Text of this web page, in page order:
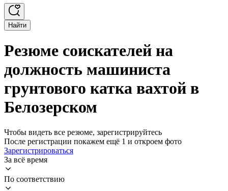
Найти
Резюме соискателей на
должность машиниста
грунтового катка вахтой в
Белозерском
Чтобы видеть все резюме, зарегистрируйтесь
После регистрации покажем ещё 1 и откроем фото
Зарегистрироваться
За всё время
По соответствию